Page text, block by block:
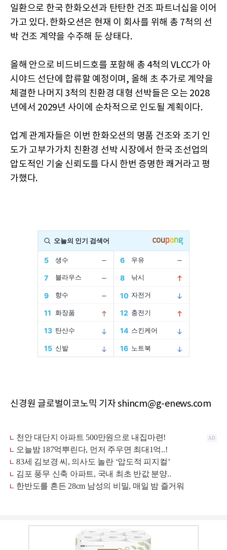
일환으로 한국 한화오션과 탄탄한 건조 파트너십을 이어
가고 있다. 한화오션은 현재 이 회사를 위해 총 7척의 선
박 건조 계약을 수주해 둔 상태다.
올해 안으로 비드비드호를 포함해 총 4척의 VLCC가 아
시야드 선단에 합류할 예정이며, 올해 초 추가로 계약을
체결한 나머지 3척의 친환경 대형 선박들은 오는 2028
년에서 2029년 사이에 순차적으로 인도될 계획이다.
업계 관계자들은 이번 한화오션의 명품 건조와 조기 인
도가 고부가가치 친환경 선박 시장에서 한국 조선업의
압도적인 기술 신뢰도를 다시 한번 증명한 쾌거라고 평
가했다.
신경원 글로벌이코노믹 기자 shincm@g-enews.com